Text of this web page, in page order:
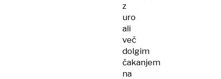
z
uro
ali
več
dolgim
čakanjem
na